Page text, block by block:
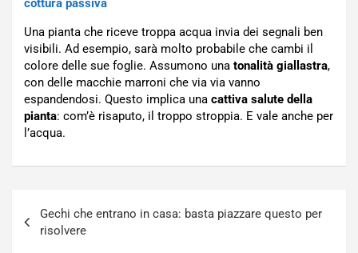
cottura passiva
Una pianta che riceve troppa acqua invia dei segnali ben
visibili. Ad esempio, sarà molto probabile che cambi il
colore delle sue foglie. Assumono una tonalità giallastra,
con delle macchie marroni che via via vanno
espandendosi. Questo implica una cattiva salute della
pianta: com’è risaputo, il troppo stroppia. E vale anche per
l’acqua.
articoli
Gechi che entrano in casa: basta piazzare questo per
risolvere